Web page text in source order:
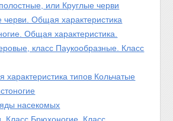
или Круглые черви
черви. Общая характеристика
Общая характеристика.
класс Паукообразные. Класс
характеристика типов Кольчатые
насекомых